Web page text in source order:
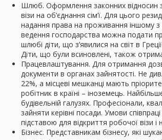
Шлюб. Оформлення законних відносин
візи на об’єднання сім’ї. Для цього
надання права на проживання іншому з
ведення господарства можна подати
шлюбі діти, що з’явилися на світ в
Діти, що були всиновлені, також
Працевлаштування. Для отримання
документи в органах зайнятості. Не
22%, а місцеві мешканці мають
робітник в країні – іноземець.
будівельній галузях. Професіонали,
зайняти керівні посади. Умови
підставою для відкриття робочої візи
Бізнес. Представникам бізнесу, які